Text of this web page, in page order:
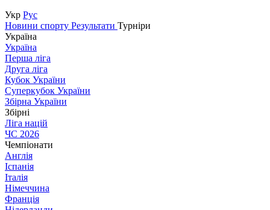
Укр Рус
Новини спорту Результати Турніри
Україна
Україна
Перша ліга
Друга ліга
Кубок України
Суперкубок України
Збірна України
Збірні
Ліга націй
ЧС 2026
Чемпіонати
Англія
Іспанія
Італія
Німеччина
Франція